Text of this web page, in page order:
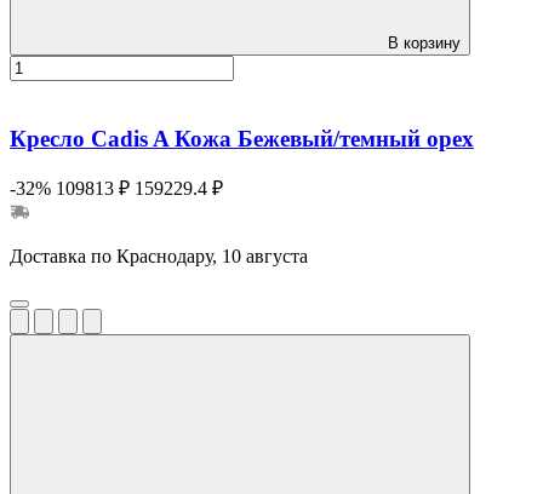
В корзину
Кресло Cadis A Кожа Бежевый/темный орех
-32% 109813 ₽ 159229.4 ₽
Доставка по Краснодару, 10 августа